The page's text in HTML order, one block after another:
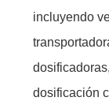
incluyendo
dosificación